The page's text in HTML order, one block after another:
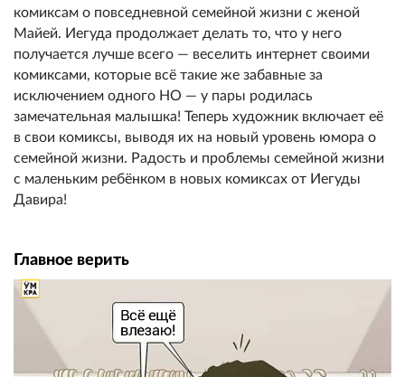
комиксам о повседневной семейной жизни с женой
Майей. Иегуда продолжает делать то, что у него
получается лучше всего — веселить интернет своими
комиксами, которые всё такие же забавные за
исключением одного НО — у пары родилась
замечательная малышка! Теперь художник включает её
в свои комиксы, выводя их на новый уровень юмора о
семейной жизни. Радость и проблемы семейной жизни
с маленьким ребёнком в новых комиксах от Иегуды
Давира!
Главное верить